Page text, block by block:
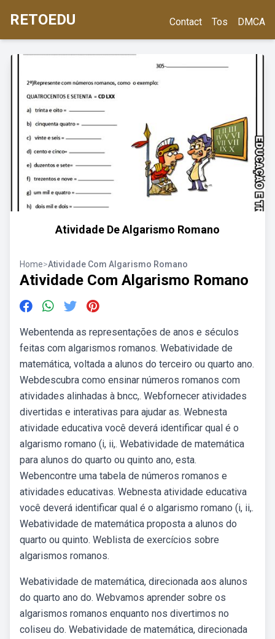
RETOEDU Contact Tos DMCA
Atividade De Algarismo Romano
Home>Atividade Com Algarismo Romano
Atividade Com Algarismo Romano
Webentenda as representações de anos e séculos
feitas com algarismos romanos. Webatividade de
matemática, voltada a alunos do terceiro ou quarto ano.
Webdescubra como ensinar números romanos com
atividades alinhadas à bncc,. Webfornecer atividades
divertidas e interativas para ajudar as. Webnesta
atividade educativa você deverá identificar qual é o
algarismo romano (i, ii,. Webatividade de matemática
para alunos do quarto ou quinto ano, esta.
Webencontre uma tabela de números romanos e
atividades educativas. Webnesta atividade educativa
você deverá identificar qual é o algarismo romano (i, ii,.
Webatividade de matemática proposta a alunos do
quarto ou quinto. Weblista de exercícios sobre
algarismos romanos.
Webatividade de matemática, direcionada aos alunos
do quarto ano do. Webvamos aprender sobre os
algarismos romanos enquanto nos divertimos no
coliseu do. Webatividade de matemática, direcionada